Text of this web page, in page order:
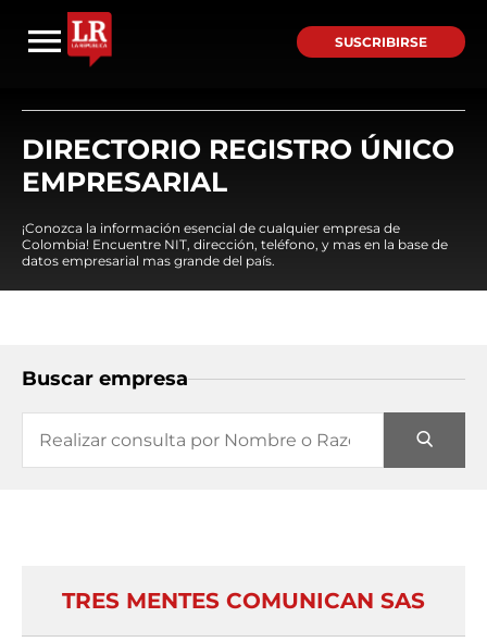
SUSCRIBIRSE
DIRECTORIO REGISTRO ÚNICO
EMPRESARIAL
¡Conozca la información esencial de cualquier empresa de
Colombia! Encuentre NIT, dirección, teléfono, y mas en la base de
datos empresarial mas grande del país.
Buscar empresa
TRES MENTES COMUNICAN SAS